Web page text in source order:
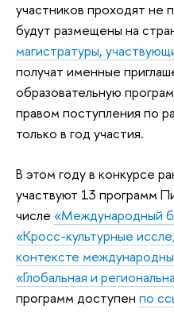
участников проходят не
будут размещены на
магистратуры,
получат именные
образовательную
правом поступления по
только в год участия.
В этом году в конкурсе
участвуют 13 программ
числе «Международный
«Кросс-культурные
контексте
«Глобальная и
программ доступен по